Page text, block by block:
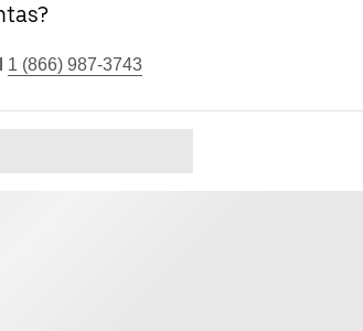
1 (866) 987-3743